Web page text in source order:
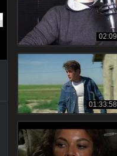
02:09
01:33:58